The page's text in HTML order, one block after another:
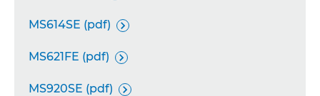
MS614SE (pdf) 
MS621FE (pdf) 
MS920SE (pdf) 